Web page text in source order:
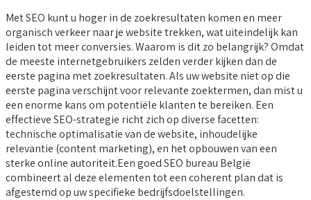
Met SEO kunt u hoger in de zoekresultaten komen en meer
organisch verkeer naar je website trekken, wat uiteindelijk kan
leiden tot meer conversies. Waarom is dit zo belangrijk? Omdat
de meeste internetgebruikers zelden verder kijken dan de
eerste pagina met zoekresultaten. Als uw website niet op die
eerste pagina verschijnt voor relevante zoektermen, dan mist u
een enorme kans om potentiële klanten te bereiken. Een
effectieve SEO-strategie richt zich op diverse facetten:
technische optimalisatie van de website, inhoudelijke
relevantie (content marketing), en het opbouwen van een
sterke online autoriteit.Een goed SEO bureau België
combineert al deze elementen tot een coherent plan dat is
afgestemd op uw specifieke bedrijfsdoelstellingen.